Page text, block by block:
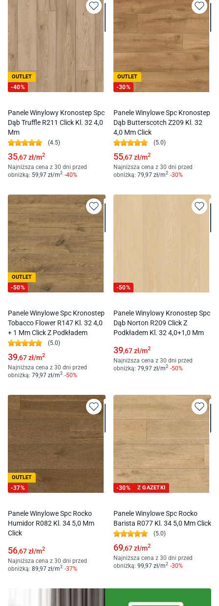
OUTLET
-40%
Panele Winylowy Kronostep Spc
Dąb Truffle R211 Click Kl. 32 4,0
Mm
(4.5)
35,67zł/m2
Najniższa cena z 30 dni przed
obniżką: 59 ,97 zł/m2 -40%
OUTLET
-30%
Panele Winylowe Spc Kronostep
Dąb Butterscotch Z209 Kl. 32
4,0 Mm Click
(5.0)
55,67zł/m2
Najniższa cena z 30 dni przed
obniżką: 79 ,97 zł/m2 -30%
OUTLET
-50%
Panele Winylowe Spc Kronostep
Tobacco Flower R147 Kl. 32 4,0
+ 1 Mm Click Z Podkładem
(5.0)
39,67zł/m2
Najniższa cena z 30 dni przed
obniżką: 79 ,97 zł/m2 -50%
-50%
Panele Winylowy Kronostep Spc
Dąb Norton R209 Click Z
Podkładem Kl. 32 4,0+1,0 Mm
39,67zł/m2
Najniższa cena z 30 dni przed
obniżką: 79 ,97 zł/m2 -50%
OUTLET
-37%
Panele Winylowe Spc Rocko
Humidor R082 Kl. 34 5,0 Mm
Click
56,67zł/m2
Najniższa cena z 30 dni przed
obniżką: 89 ,97 zł/m2 -37%
-30% Z GAZETKI
Panele Winylowe Spc Rocko
Barista R077 Kl. 34 5,0 Mm Click
(5.0)
69,67zł/m2
Najniższa cena z 30 dni przed
obniżką: 99 ,97 zł/m2 -30%